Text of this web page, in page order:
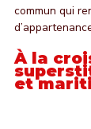
commun qui
À la
et